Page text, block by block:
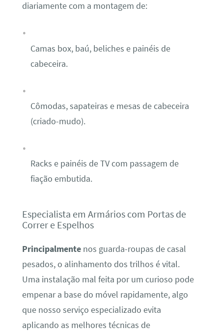
diariamente com a montagem de:
Camas box, baú, beliches e painéis de
cabeceira.
Cômodas, sapateiras e mesas de cabeceira
(criado-mudo).
Racks e painéis de TV com passagem de
fiação embutida.
Especialista em Armários com Portas de
Correr e Espelhos
Principalmentenos guarda-roupas de casal
pesados, o alinhamento dos trilhos é vital.
Uma instalação mal feita por um curioso pode
empenar a base do móvel rapidamente, algo
que nosso serviço especializado evita
aplicando as melhores técnicas de